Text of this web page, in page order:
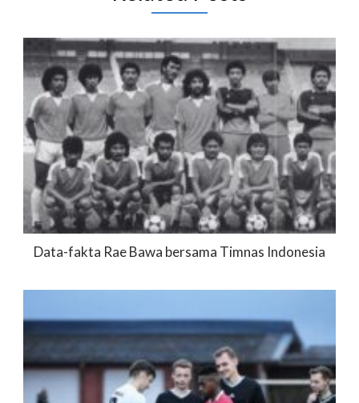
Data-fakta Rae Bawa bersama Timnas Indonesia